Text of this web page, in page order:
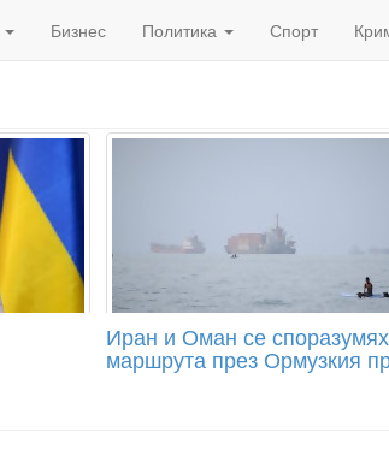
Бизнес Политика Спорт
Иран и Оман се
маршрута през Ормузкия